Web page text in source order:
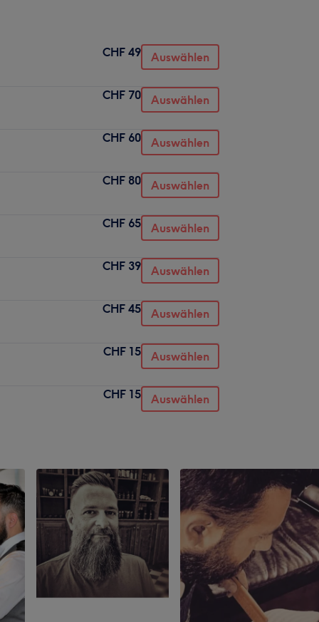
CHF 49 Auswählen
CHF 70 Auswählen
CHF 60 Auswählen
CHF 80 Auswählen
CHF 65 Auswählen
CHF 39 Auswählen
CHF 45 Auswählen
CHF 15 Auswählen
CHF 15 Auswählen